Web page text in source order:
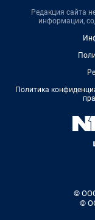
Редакция сайта
информации,
Политика
© ООО
©